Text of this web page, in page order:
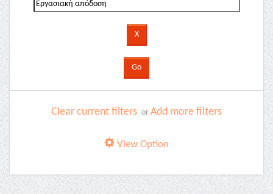
Clear current filters or Add more filters
View Option